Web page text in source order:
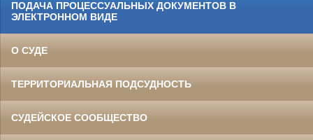
ПОДАЧА ПРОЦЕССУАЛЬНЫХ ДОКУМЕНТОВ В
ЭЛЕКТРОННОМ ВИДЕ
О СУДЕ
ТЕРРИТОРИАЛЬНАЯ ПОДСУДНОСТЬ
СУДЕЙСКОЕ СООБЩЕСТВО